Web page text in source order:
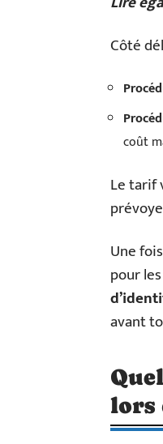
Côté
coût
Le tarif
Une
pour
avant
lors